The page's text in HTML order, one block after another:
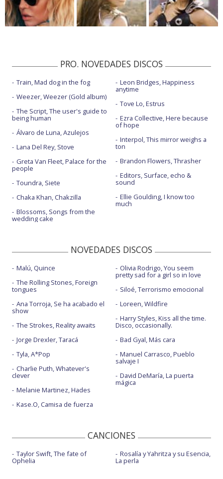
PRO. NOVEDADES DISCOS
Train, Mad dog in the fog
Weezer, Weezer (Gold album)
The Script, The user's guide to
being human
Álvaro de Luna, Azulejos
Lana Del Rey, Stove
Greta Van Fleet, Palace for the
people
Toundra, Siete
Chaka Khan, Chakzilla
Blossoms, Songs from the
wedding cake
Leon Bridges, Happiness
anytime
Tove Lo, Estrus
Ezra Collective, Here because
of hope
Interpol, This mirror weighs a
ton
Brandon Flowers, Thrasher
Editors, Surface, echo &
sound
Ellie Goulding, I know too
much
NOVEDADES DISCOS
Malú, Quince
The Rolling Stones, Foreign
tongues
Ana Torroja, Se ha acabado el
show
The Strokes, Reality awaits
Jorge Drexler, Taracá
Tyla, A*Pop
Charlie Puth, Whatever's
clever
Melanie Martinez, Hades
Kase.O, Camisa de fuerza
Olivia Rodrigo, You seem
pretty sad for a girl so in love
Siloé, Terrorismo emocional
Loreen, Wildfire
Harry Styles, Kiss all the time.
Disco, occasionally.
Bad Gyal, Más cara
Manuel Carrasco, Pueblo
salvaje I
David DeMaría, La puerta
mágica
CANCIONES
Taylor Swift, The fate of
Ophelia
Rosalía y Yahritza y su Esencia,
La perla